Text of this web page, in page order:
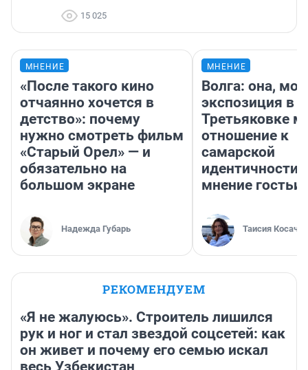
15 025
МНЕНИЕ
«После такого кино
отчаянно хочется в
детство»: почему
нужно смотреть фильм
«Старый Орел» — и
обязательно на
большом экране
Надежда Губарь
МНЕНИЕ
Волга: она,
экспозиция в
Третьяковке
отношение к
самарской
идентичности
мнение гостьи
Таисия
РЕКОМЕНДУЕМ
«Я не жалуюсь». Строитель лишился
рук и ног и стал звездой соцсетей: как
он живет и почему его семью искал
весь Узбекистан